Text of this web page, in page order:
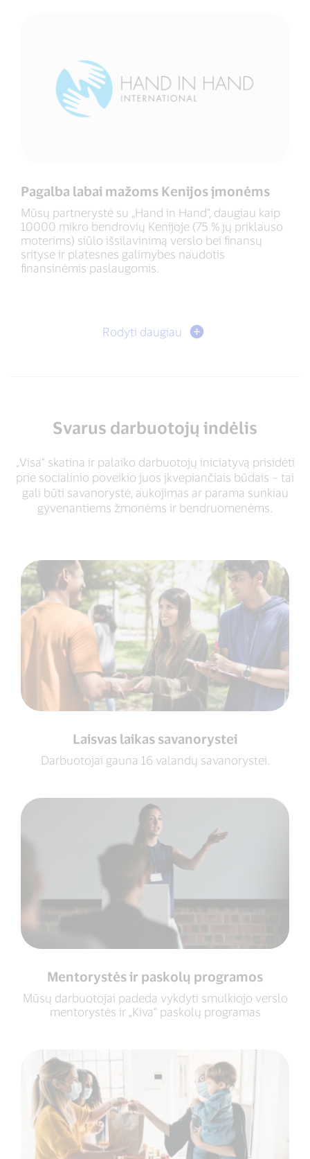
Pagalba labai mažoms Kenijos įmonėms
Mūsų partnerystė su „Hand in Hand“, daugiau kaip
10000 mikro bendrovių Kenijoje (75 % jų priklauso
moterims) siūlo išsilavinimą verslo bei finansų
srityse ir platesnes galimybes naudotis
finansinėmis paslaugomis.
Rodyti daugiau
Svarus darbuotojų indėlis
„Visa“ skatina ir palaiko darbuotojų iniciatyvą prisidėti
prie socialinio poveikio juos įkvepiančiais būdais – tai
gali būti savanorystė, aukojimas ar parama sunkiau
gyvenantiems žmonėms ir bendruomenėms.
Laisvas laikas savanorystei
Darbuotojai gauna 16 valandų savanorystei.
Mentorystės ir paskolų programos
Mūsų darbuotojai padeda vykdyti smulkiojo verslo
mentorystės ir „Kiva“ paskolų programas